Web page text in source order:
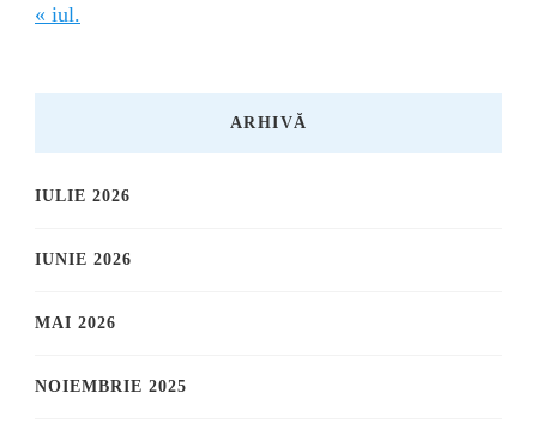
« iul.
ARHIVĂ
IULIE 2026
IUNIE 2026
MAI 2026
NOIEMBRIE 2025